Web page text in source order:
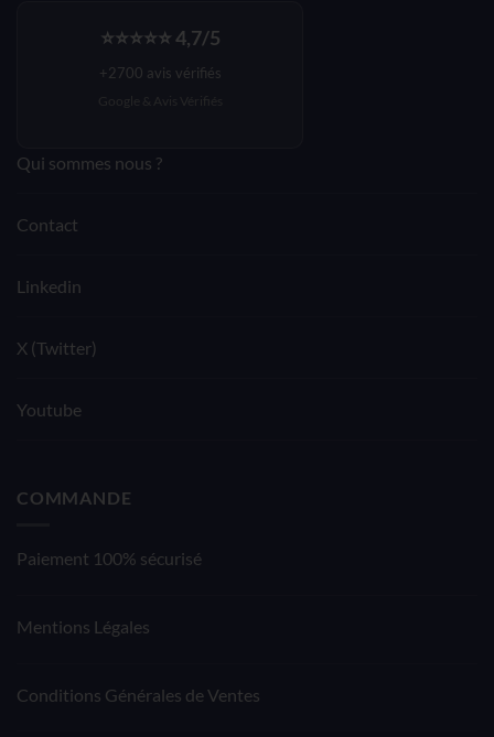
⭐⭐⭐⭐⭐ 4,7/5
+2700 avis vérifiés
Qui sommes nous ?
Contact
Linkedin
X (Twitter)
Youtube
COMMANDE
Paiement 100% sécurisé
Mentions Légales
Conditions Générales de Ventes